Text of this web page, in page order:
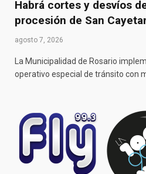
Habrá cortes y desvíos
procesión de San
agosto 7, 2026
La Municipalidad de Rosario
operativo especial de tránsito con